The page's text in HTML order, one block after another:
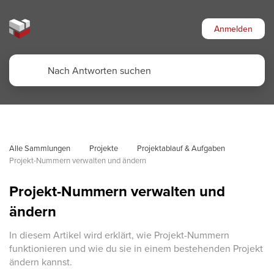
Anmelden
Alle Sammlungen Projekte
Projektablauf & Aufgaben
Projekt-Nummern verwalten und ändern
Projekt-Nummern verwalten und
ändern
In diesem Artikel wird erklärt, wie Projekt-Nummern
funktionieren und wie du sie in einem bestehenden Projekt
ändern kannst.